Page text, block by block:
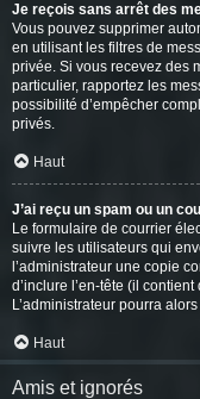
Je reçois sans arrêt des
Vous pouvez supprimer
en utilisant les filtres de
privée. Si vous recevez des
particulier, rapportez les
possibilité d’empêcher
privés.
Haut
J’ai reçu un spam ou un
Le formulaire de courrier
suivre les utilisateurs qui
l’administrateur une copie
d’inclure l’en-tête (il
L’administrateur pourra
Haut
Amis et ignorés